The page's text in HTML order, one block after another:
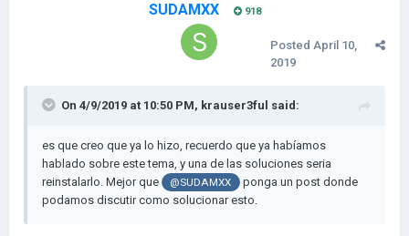
SUDAMXX 918
Posted April 10,
2019
On 4/9/2019 at 10:50 PM, krauser3ful said:
es que creo que ya lo hizo, recuerdo que ya habíamos
hablado sobre este tema, y una de las soluciones seria
reinstalarlo. Mejor que
@SUDAMXX
ponga un post donde
podamos discutir como solucionar esto.